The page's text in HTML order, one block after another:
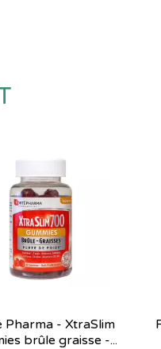
Pharma - XtraSlim
brûle graisse -...